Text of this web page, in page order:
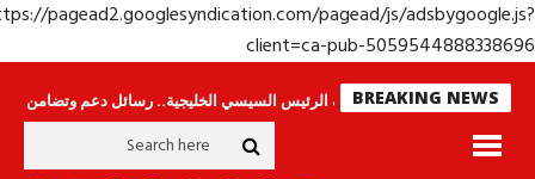
https://pagead2.googlesyndication.com/pagead/js/
client=ca-pub-
BREAKING NEWS
ينامون جولة الرئيس السيسي الخليجية.. رسائل دعم وتضامن للأشقاء